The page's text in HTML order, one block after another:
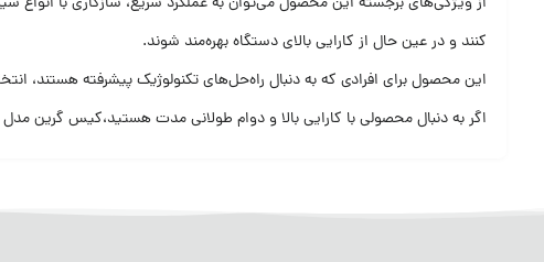
کنند و در عین حال از کارایی بالای دستگاه بهره‌مند شوند.
این محصول برای افرادی که به دنبال راه‌حل‌های تکنولوژیک پیشرفته هستند،
اگر به دنبال محصولی با کارایی بالا و دوام طولانی مدت هستید،کیس گرین مدل